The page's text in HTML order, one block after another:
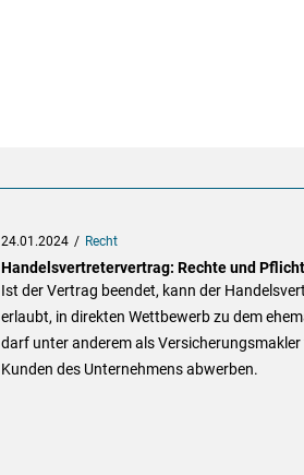
24.01.2024 Recht
Handelsvertretervertrag: Rechte und
Ist der Vertrag beendet, kann der
erlaubt, in direkten Wettbewerb zu dem
darf unter anderem als
Kunden des Unternehmens abwerben.